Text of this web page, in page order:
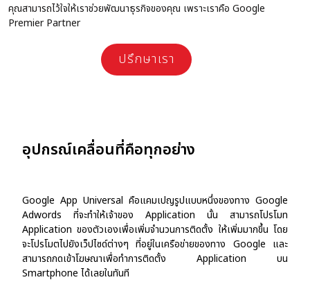
คุณสามารถไว้ใจให้เราช่วยพัฒนาธุรกิจของคุณ เพราะเราคือ Google
Premier Partner
ปรึกษาเรา
อุปกรณ์เคลื่อนที่คือทุกอย่าง
Google App Universal คือแคมเปญรูปแบบหนึ่งของทาง Google
Adwords ที่จะทำให้เจ้าของ Application นั้น สามารถโปรโมท
Application ของตัวเองเพื่อเพิ่มจำนวนการติดตั้ง ให้เพิ่มมากขึ้น โดย
จะโปรโมตไปยังเว็ปไซด์ต่างๆ ที่อยู่ในเครือข่ายของทาง Google และ
สามารถกดเข้าโฆษณาเพื่อทำการติดตั้ง Application บน
Smartphone ได้เลยในทันที